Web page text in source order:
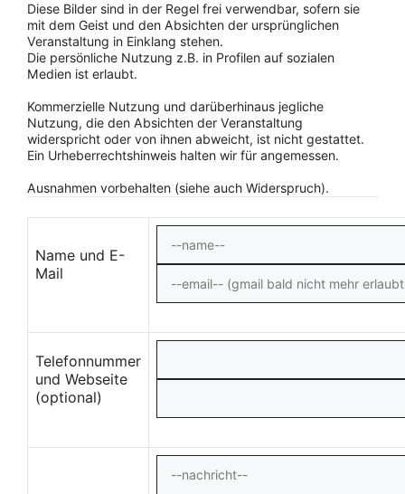
Diese Bilder sind in der Regel frei verwendbar, sofern sie
mit dem Geist und den Absichten der ursprünglichen
Veranstaltung in Einklang stehen.
Die persönliche Nutzung z.B. in Profilen auf sozialen
Medien ist erlaubt.
Kommerzielle Nutzung und darüberhinaus jegliche
Nutzung, die den Absichten der Veranstaltung
widerspricht oder von ihnen abweicht, ist nicht gestattet.
Ein Urheberrechtshinweis halten wir für angemessen.
Ausnahmen vorbehalten (siehe auch Widerspruch).
Name und E-
Mail
Telefonnummer
und Webseite
(optional)